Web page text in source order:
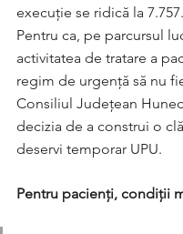
execuție se ridică la
Pentru ca, pe parcursul
activitatea de tratare a
regim de urgență să nu
Consiliul Județean
de­cizia de a construi o
deservi tem­porar UPU.
Pentru pacienți, condiții